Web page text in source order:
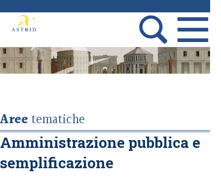
Areetematiche
Amministrazione pubblica e
semplificazione